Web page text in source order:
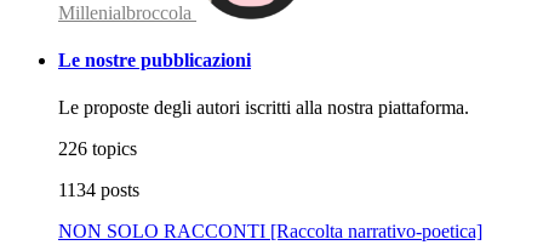
Millenialbroccola
Le nostre pubblicazioni
Le proposte degli autori iscritti alla nostra piattaforma.
226 topics
1134 posts
NON SOLO RACCONTI [Raccolta narrativo-poetica]